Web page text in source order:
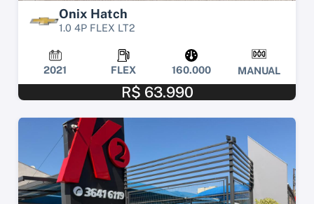
Onix Hatch
1.0 4P FLEX LT2
2021 FLEX 160.000 MANUAL
R$ 63.990